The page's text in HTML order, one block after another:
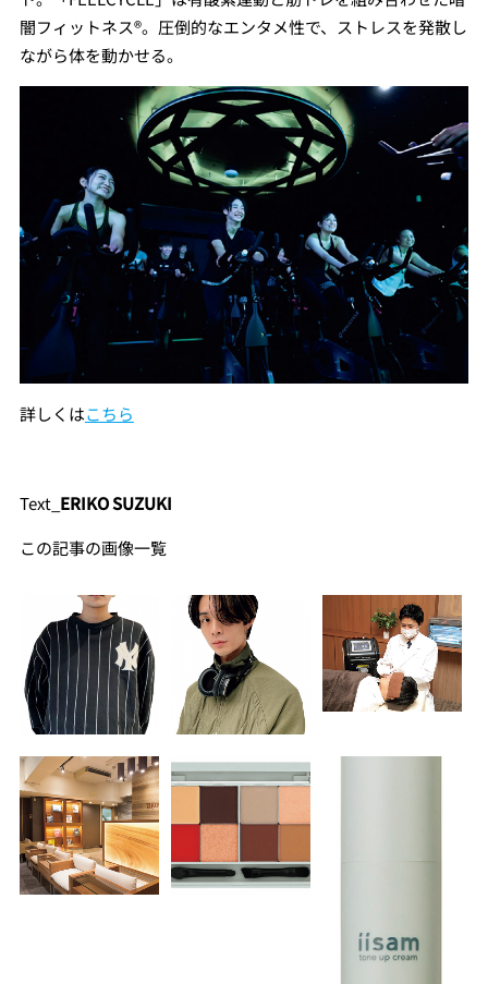
闇フィットネス®。圧倒的なエンタメ性で、ストレスを発散し
ながら体を動かせる。
詳しくはこちら
Text_ ERIKO SUZUKI
この記事の画像一覧